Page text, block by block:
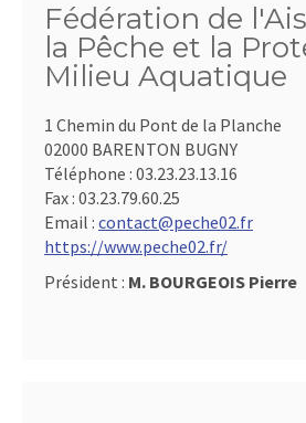
Fédération de
la Pêche et la
Milieu Aquatique
1 Chemin du Pont de la Planche
02000 BARENTON BUGNY
Téléphone : 03.23.23.13.16
Fax : 03.23.79.60.25
Email : contact@peche02.fr
https://www.peche02.fr/
Président : M. BOURGEOIS Pierre